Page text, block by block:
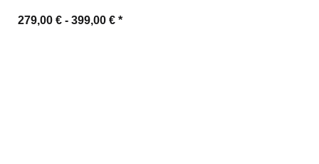
279,00 € - 399,00 € *